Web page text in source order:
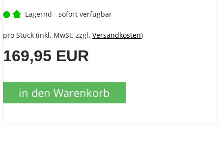
Lagernd - sofort verfügbar
pro Stück (inkl. MwSt. zzgl. Versandkosten)
169,95 EUR
in den Warenkorb